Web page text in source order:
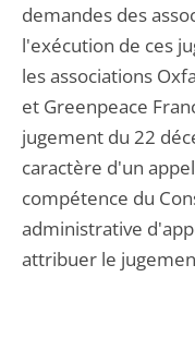
demandes des
l'exécution de ces
les associations
et Greenpeace
jugement du 22
caractère d'un
compétence du
administrative
attribuer le